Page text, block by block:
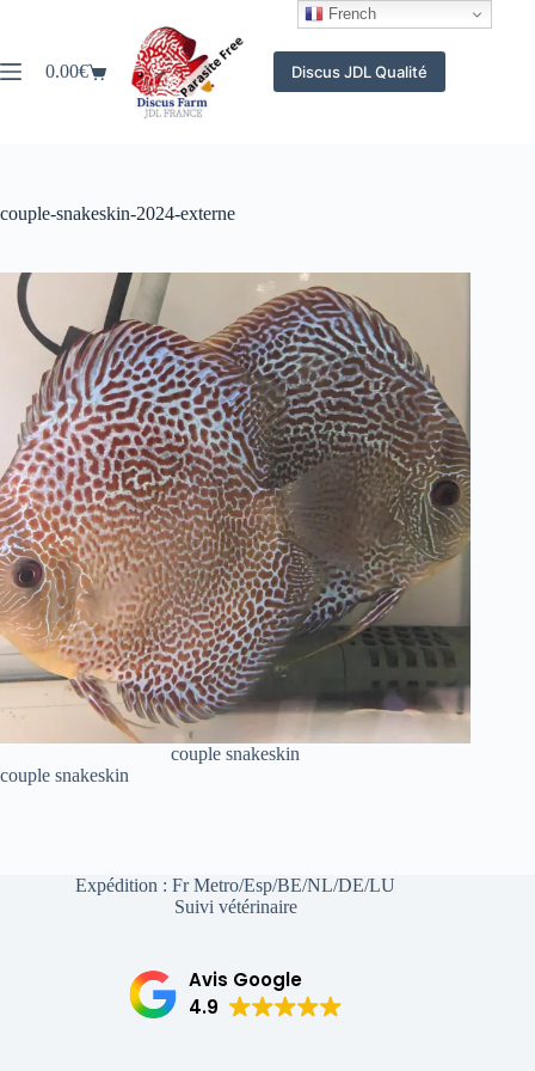
Panier
0.00€ Discus JDL Qualité
couple-snakeskin-2024-externe
couple snakeskin
couple snakeskin
Expédition : Fr Metro/Esp/BE/NL/DE/LU
Suivi vétérinaire
Avis Google
4.9
French